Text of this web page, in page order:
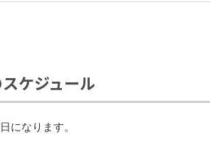
ケジュール
になります。